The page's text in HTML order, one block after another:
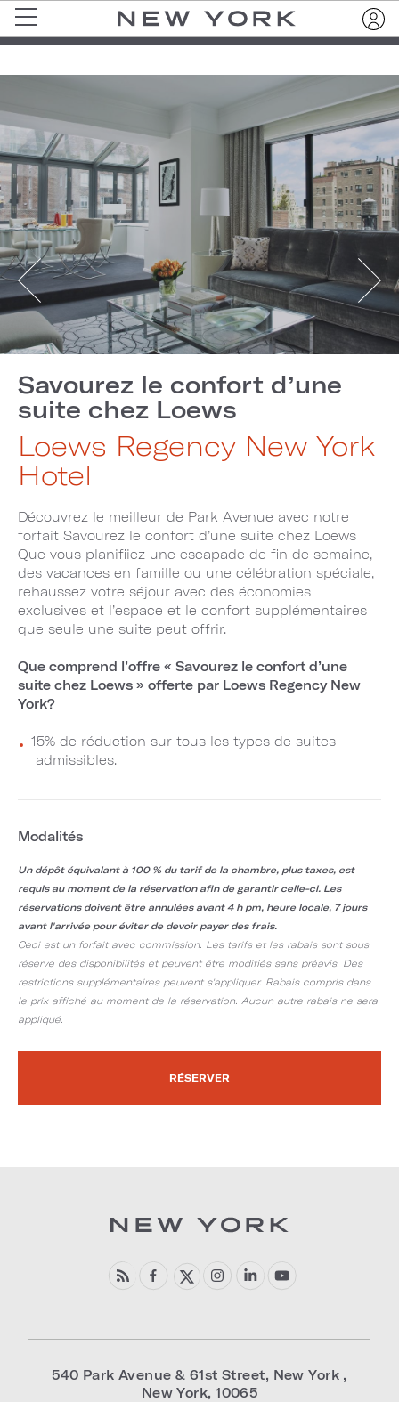
Savourez le confort d’une
suite chez Loews
Loews Regency New York
Hotel
Découvrez le meilleur de Park Avenue avec notre
forfait Savourez le confort d’une suite chez Loews
Que vous planifiiez une escapade de fin de semaine,
des vacances en famille ou une célébration spéciale,
rehaussez votre séjour avec des économies
exclusives et l’espace et le confort supplémentaires
que seule une suite peut offrir.
Que comprend l’offre « Savourez le confort d’une
suite chez Loews » offerte par Loews Regency New
York?
15% de réduction sur tous les types de suites
admissibles.
Modalités
Un dépôt équivalant à 100 % du tarif de la chambre, plus taxes, est
requis au moment de la réservation afin de garantir celle-ci. Les
réservations doivent être annulées avant 4 h pm, heure locale, 7 jours
avant l'arrivée pour éviter de devoir payer des frais.
Ceci est un forfait avec commission. Les tarifs et les rabais sont sous
réserve des disponibilités et peuvent être modifiés sans préavis. Des
restrictions supplémentaires peuvent s'appliquer. Rabais compris dans
le prix affiché au moment de la réservation. Aucun autre rabais ne sera
appliqué.
RÉSERVER
540 Park Avenue & 61st Street, New York ,
New York,10065